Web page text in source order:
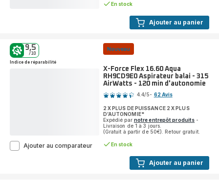
Ajouter au panier
En stock
Ajouter au panier
Nouveau
X-Force Flex 16.60 Aqua
RH9CD9E0 Aspirateur balai - 315
AirWatts - 120 min d'autonomie
Note
4.4/5- 62 Avis
2 X PLUS DE PUISSANCE 2 X PLUS
D’AUTONOMIE*
Expédié par notre entrepôt produits -
Livraison de 1 à 3 jours.
(Gratuit à partir de 50€). Retour gratuit.
En stock
9,5
/10
Indice de réparabilité
Ajouter au comparateurX-